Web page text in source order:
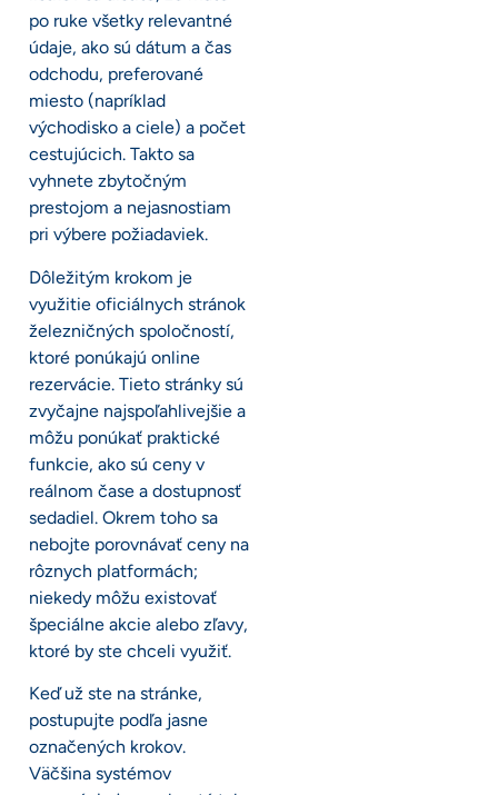
po ruke všetky relevantné
údaje, ako sú dátum a čas
odchodu, preferované
miesto (napríklad
východisko a ciele) a počet
cestujúcich. Takto sa
vyhnete zbytočným
prestojom a nejasnostiam
pri výbere požiadaviek.
Dôležitým krokom je
využitie oficiálnych stránok
železničných spoločností,
ktoré ponúkajú online
rezervácie. Tieto stránky sú
zvyčajne najspoľahlivejšie a
môžu ponúkať praktické
funkcie, ako sú ceny v
reálnom čase a dostupnosť
sedadiel. Okrem toho sa
nebojte porovnávať ceny na
rôznych platformách;
niekedy môžu existovať
špeciálne akcie alebo zľavy,
ktoré by ste chceli využiť.
Keď už ste na stránke,
postupujte podľa jasne
označených krokov.
Väčšina systémov